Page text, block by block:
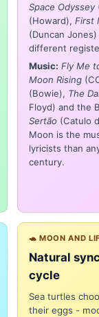
Space Odyssey
(Howard), First
(Duncan
different
Music: Fly Me
Moon Rising
(Bowie), The
Floyd) and the
Sertão(Catulo
Moon is the
lyricists than
century.
🐢 MOON AND
Natural
cycle
Sea turtles
their eggs -